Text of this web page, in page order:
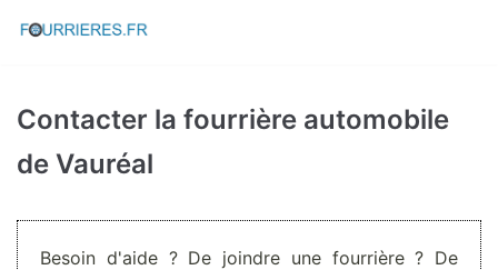
Aller
Contacter la fourrière automobile
de Vauréal
Besoin d'aide ? De joindre une fourrière ? De